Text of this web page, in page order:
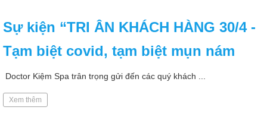
Sự kiện “TRI ÂN KHÁCH HÀNG 30/4 -
Tạm biệt covid, tạm biệt mụn nám
Doctor Kiệm Spa trân trọng gửi đến các quý khách ...
Xem thêm